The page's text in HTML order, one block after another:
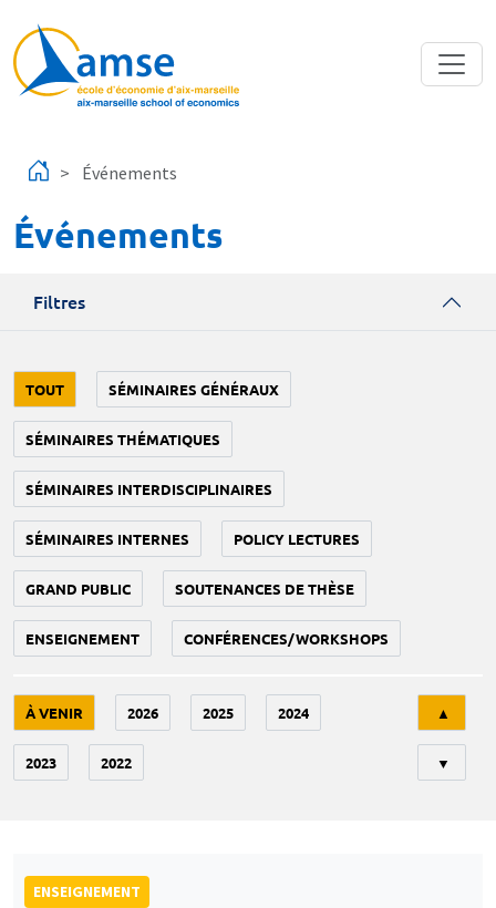
Événements
Événements
Filtres
TOUT SÉMINAIRES GÉNÉRAUX
SÉMINAIRES THÉMATIQUES
SÉMINAIRES INTERDISCIPLINAIRES
SÉMINAIRES INTERNES POLICY LECTURES
GRAND PUBLIC SOUTENANCES DE THÈSE
ENSEIGNEMENT CONFÉRENCES/WORKSHOPS
À VENIR 2026 2025 2024
2023 2022
▲
▼
ENSEIGNEMENT